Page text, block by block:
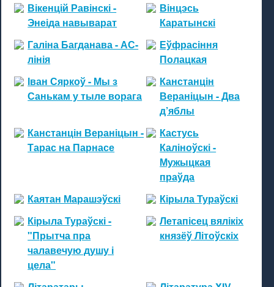
Вікенцій Равінскі -
Энеіда навыварат
Вінцэсь
Каратынскі
Галіна Багданава - АС-
лінія
Еўфрасіння
Полацкая
Іван Сяркоў - Мы з
Санькам у тыле ворага
Канстанцін
Вераніцын - Два
д’яблы
Канстанцін Вераніцын -
Тарас на Парнасе
Кастусь
Каліноўскі -
Мужыцкая
праўда
Каятан Марашэўскі
Кірыла Тураўскі
Кірыла Тураўскі -
"Прытча пра
чалавечую душу і
цела"
Летапісец вялікіх
князёў Літоўскіх